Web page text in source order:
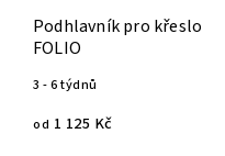
Podhlavník pro křeslo
FOLIO
3 - 6 týdnů
od 1 125 Kč